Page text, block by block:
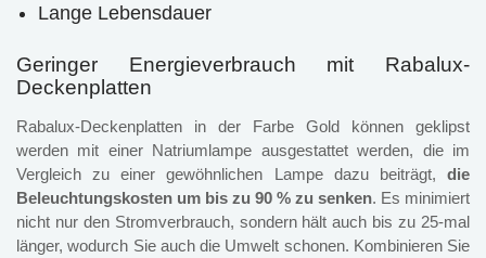
Lange Lebensdauer
Geringer Energieverbrauch mit Rabalux-
Deckenplatten
Rabalux-Deckenplatten in der Farbe Gold können geklipst
werden mit einer Natriumlampe ausgestattet werden, die im
Vergleich zu einer gewöhnlichen Lampe dazu beiträgt, die
Beleuchtungskosten um bis zu 90 % zu senken. Es minimiert
nicht nur den Stromverbrauch, sondern hält auch bis zu 25-mal
länger, wodurch Sie auch die Umwelt schonen. Kombinieren Sie